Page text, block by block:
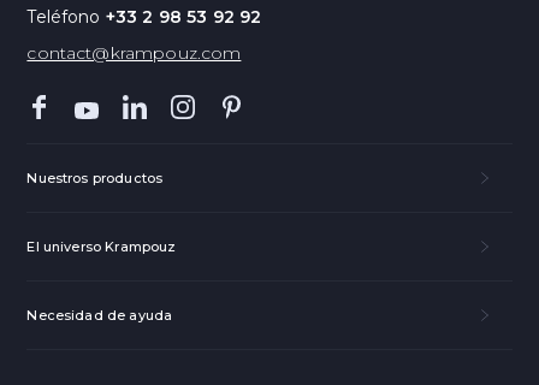
Teléfono +33 2 98 53 92 92
contact@krampouz.com
Nuestros productos
El universo Krampouz
Necesidad de ayuda